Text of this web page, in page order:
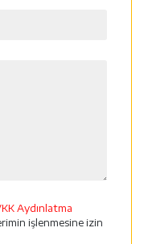
Aydınlatma
işlenmesine izin